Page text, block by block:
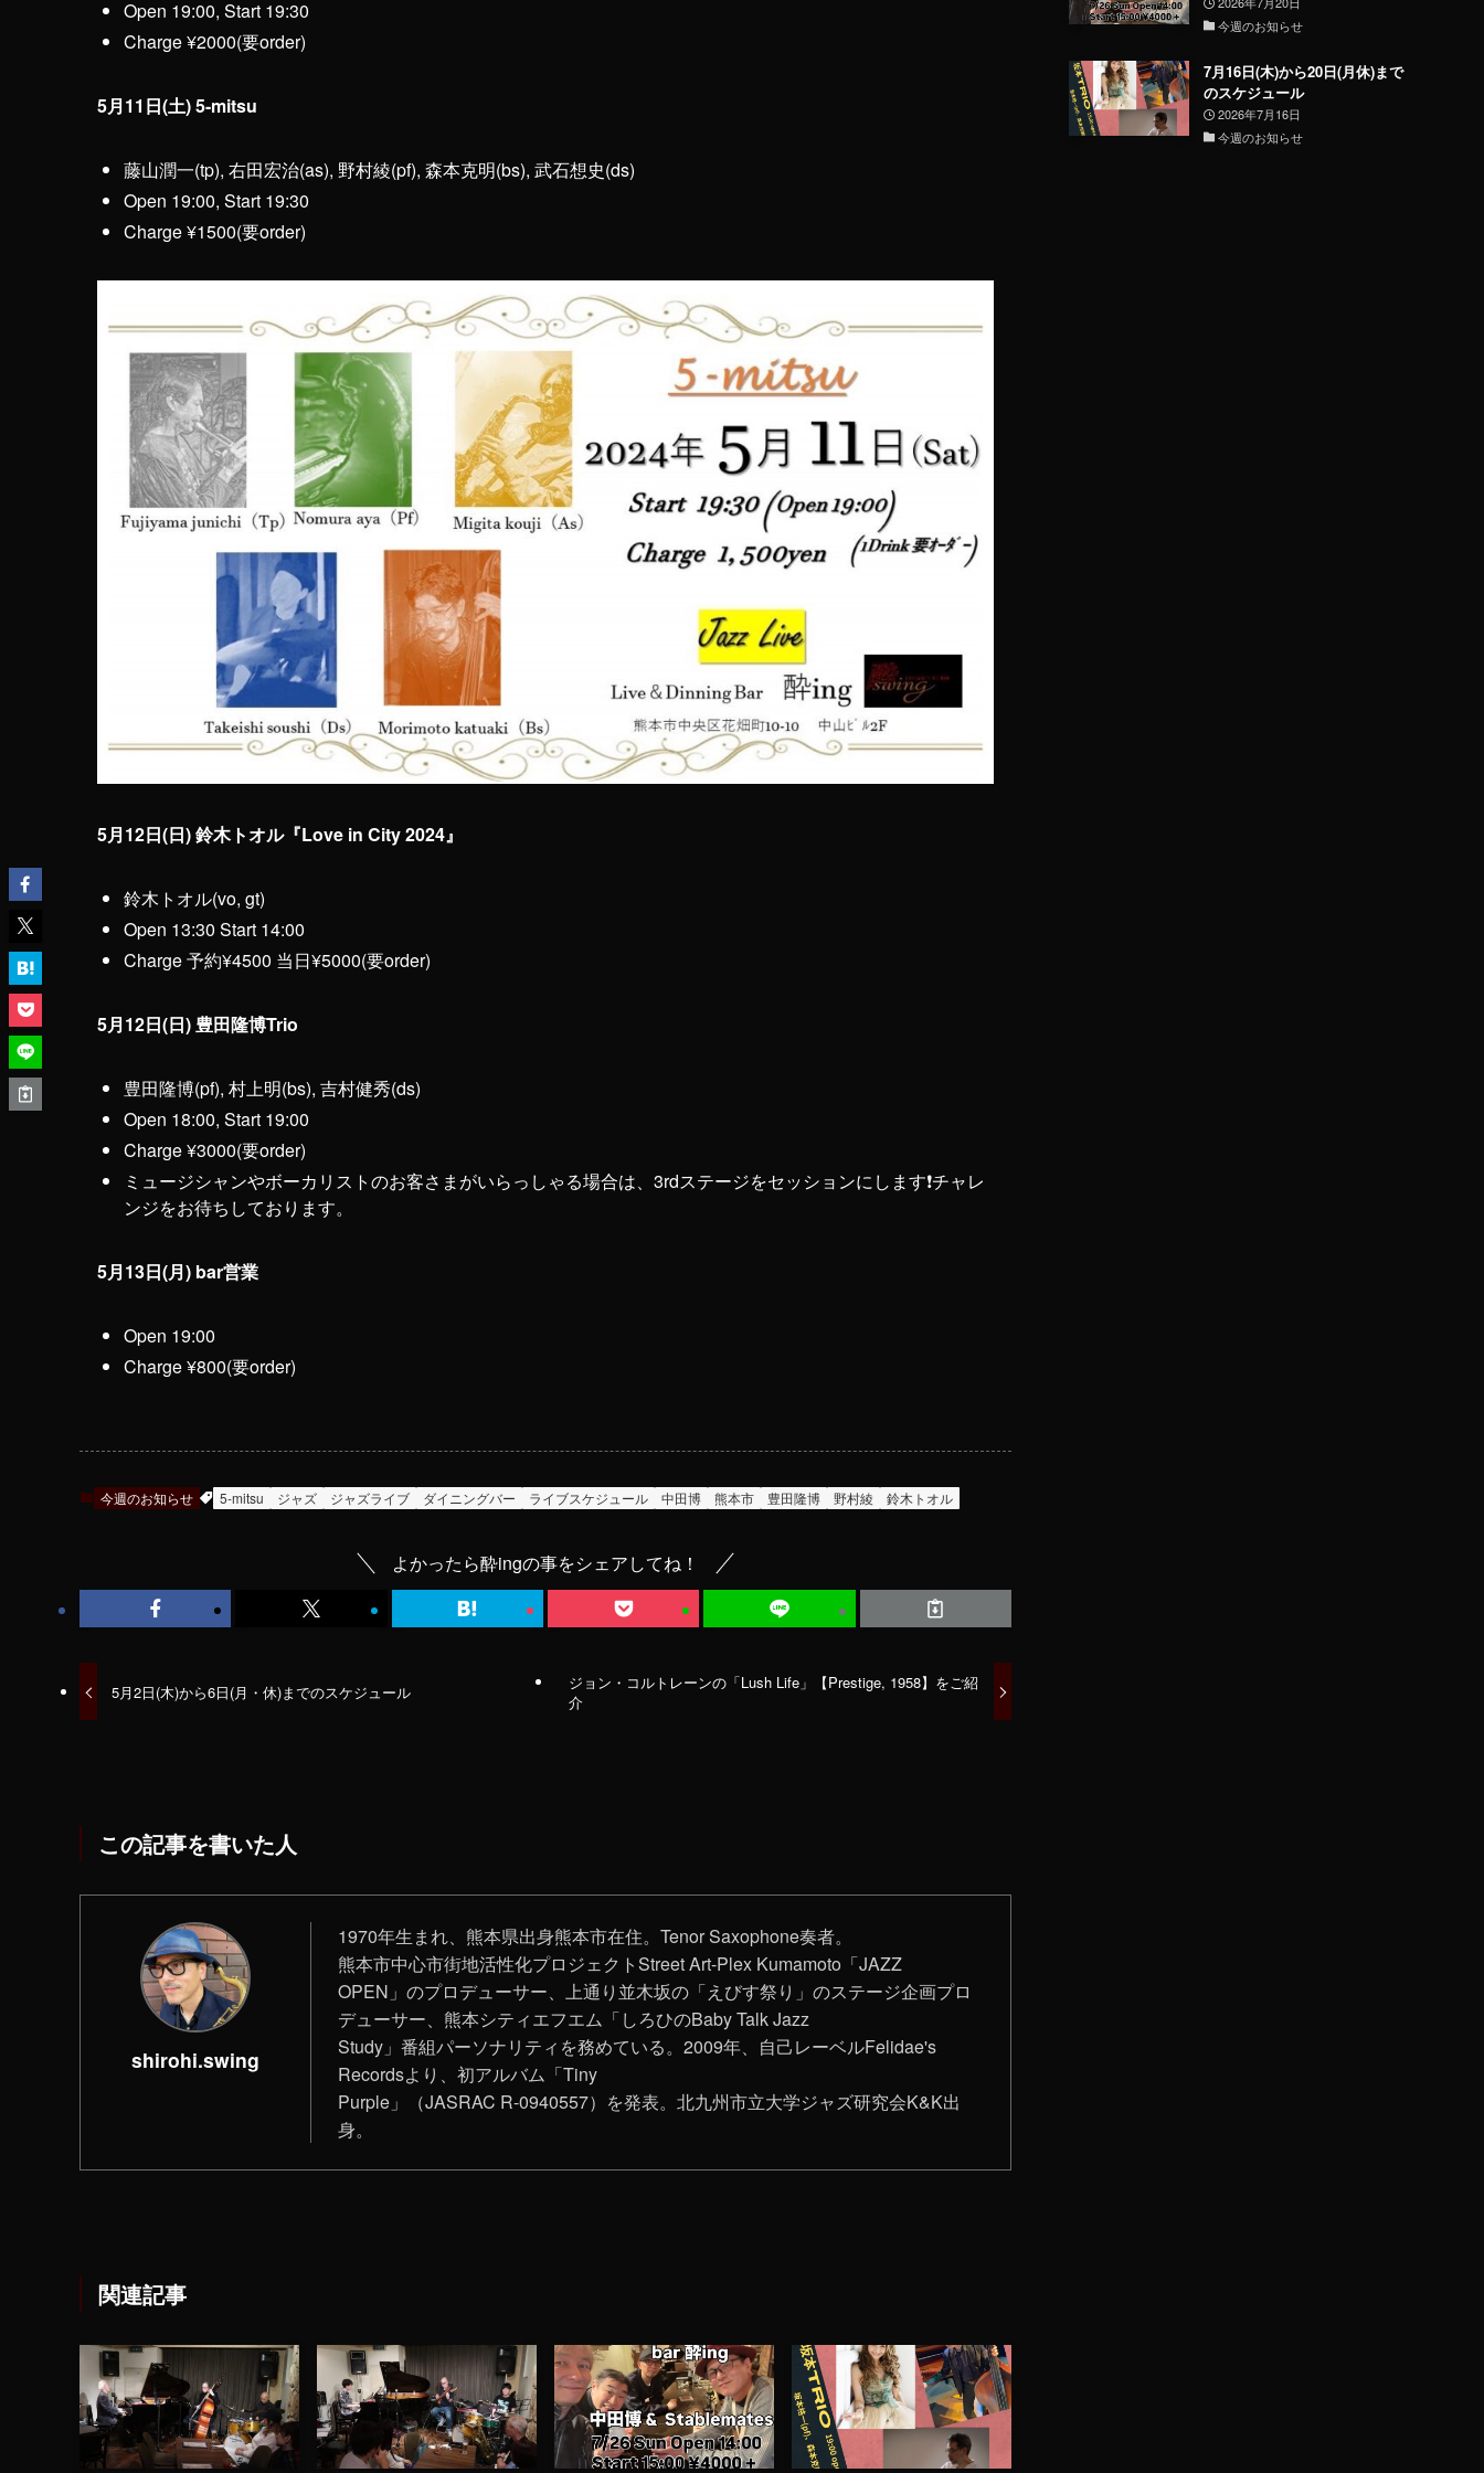
Open 19:00, Start 19:30
Charge ¥2000(要order)
5月11日(土) 5-mitsu
藤山潤一(tp), 右田宏治(as), 野村綾(pf), 森本克明(bs), 武石想史(ds)
Open 19:00, Start 19:30
Charge ¥1500(要order)
5月12日(日) 鈴木トオル『Love in City 2024』
鈴木トオル(vo, gt)
Open 13:30 Start 14:00
Charge 予約¥4500 当日¥5000(要order)
5月12日(日) 豊田隆博Trio
豊田隆博(pf), 村上明(bs), 吉村健秀(ds)
Open 18:00, Start 19:00
Charge ¥3000(要order)
ミュージシャンやボーカリストのお客さまがいらっしゃる場合は、3rdステージをセッションにします❗️チャレ
ンジをお待ちしております。
5月13日(月) bar営業
Open 19:00
Charge ¥800(要order)
今週のお知らせ 5-mitsu ジャズ ジャズライブ ダイニングバー ライブスケジュール 中田博 熊本市 豊田隆博 野村綾 鈴木トオル
よかったら酔ingの事をシェアしてね！
5月2日(木)から6日(月・休)までのスケジュール
ジョン・コルトレーンの「Lush Life」【Prestige, 1958】をご紹
介
この記事を書いた人
shirohi.swing
1970年生まれ、熊本県出身熊本市在住。Tenor Saxophone奏者。
‪熊本市中心市街地活性化プロジェクトStreet Art-Plex Kumamoto「JAZZ‬
OPEN」のプロデューサー、上通り並木坂の「えびす祭り」のステージ企画プロ
デューサー、熊本シティエフエム「しろひのBaby Talk Jazz
Study」番組パーソナリティを務めている。2009年、自己レーベルFelidae's
Recordsより、初アルバム「Tiny
Purple」（JASRAC R-0940557）を発表。北九州市立大学ジャズ研究会K&K出
身。
関連記事
今週のお知らせ
7月16日(木)から20日(月休)まで
のスケジュール
2026年7月16日
今週のお知らせ